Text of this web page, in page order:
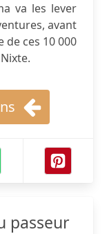
va les lever
avant
de ces 10 000
passeur